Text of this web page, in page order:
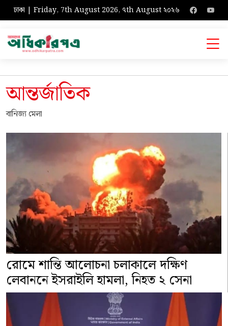
ঢাকা | Friday, 7th August 2026, ৭th August ২০২৬
আন্তর্জাতিক
বানিজ্য মেলা
রোমে শান্তি আলোচনা চলাকালে দক্ষিণ
লেবাননে ইসরাইলি হামলা, নিহত ২ সেনা